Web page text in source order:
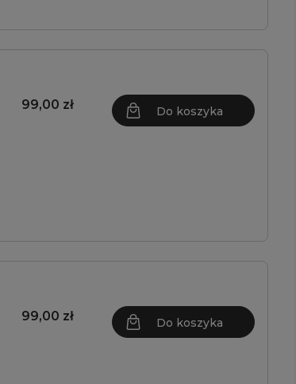
99,00 zł Do koszyka
99,00 zł Do koszyka